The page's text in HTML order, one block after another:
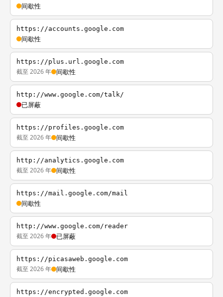
间歇性
https://accounts.google.com
间歇性
https://plus.url.google.com
截至 2026 年 间歇性
http://www.google.com/talk/
已屏蔽
https://profiles.google.com
截至 2026 年 间歇性
http://analytics.google.com
截至 2026 年 间歇性
https://mail.google.com/mail
间歇性
http://www.google.com/reader
截至 2026 年 已屏蔽
https://picasaweb.google.com
截至 2026 年 间歇性
https://encrypted.google.com